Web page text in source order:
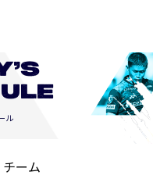
ル
ーム